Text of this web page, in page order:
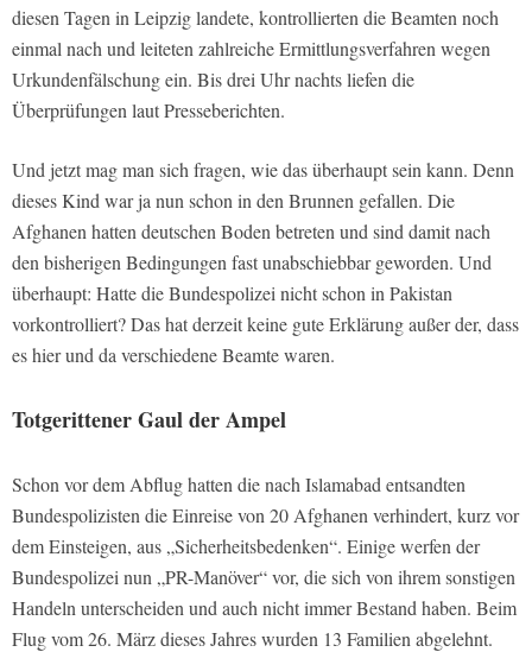
diesen Tagen in Leipzig landete, kontrollierten die Beamten noch
einmal nach und leiteten zahlreiche Ermittlungsverfahren wegen
Urkundenfälschung ein. Bis drei Uhr nachts liefen die
Überprüfungen laut Presseberichten.
Und jetzt mag man sich fragen, wie das überhaupt sein kann. Denn
dieses Kind war ja nun schon in den Brunnen gefallen. Die
Afghanen hatten deutschen Boden betreten und sind damit nach
den bisherigen Bedingungen fast unabschiebbar geworden. Und
überhaupt: Hatte die Bundespolizei nicht schon in Pakistan
vorkontrolliert? Das hat derzeit keine gute Erklärung außer der, dass
es hier und da verschiedene Beamte waren.
Totgerittener Gaul der Ampel
Schon vor dem Abflug hatten die nach Islamabad entsandten
Bundespolizisten die Einreise von 20 Afghanen verhindert, kurz vor
dem Einsteigen, aus „Sicherheitsbedenken“. Einige werfen der
Bundespolizei nun „PR-Manöver“ vor, die sich von ihrem sonstigen
Handeln unterscheiden und auch nicht immer Bestand haben. Beim
Flug vom 26. März dieses Jahres wurden 13 Familien abgelehnt.